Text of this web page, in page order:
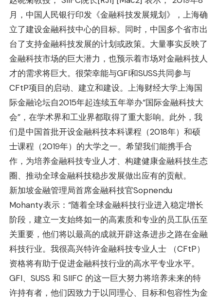
月，中国人民银行印发《金融科技发展规划》，上海确
立了建设金融科技中心的目标。同时，中国多个省市出
台了支持金融科技发展的计划或政策。大量事实反映了
金融科技市场的巨大潜力，也预示着市场对金融科技人
才的需求将巨大。很荣幸能与GFI和SUSS共同参与
CFtP项目的启动、建立和建设。上海财经大学上海国
际金融论坛自2015年起连续五年举办“国际金融科技大
会”，在学术界和工业界都取得了重大影响。此外，我
们是中国首批开设金融科技本科课程（2018年）和硕
士课程（2019年）的大学之一。希望我们能携手合
作，为培养金融科技专业人才、构建健康金融科技生态
圈、推动全球金融科技稳步发展做出应有的贡献。
新加坡金融管理局首席金融科技官Sopnendu
Mohanty表示：“随着全球金融科技行业进入稳定增长
阶段，建立一支始终如一的高素质和专业的员工队伍至
关重要，他们将以最高的成就开辟这条进步之路在金融
科技行业。我很高兴特许金融科技专业人士 （CFtP）
资格将有助于促进金融科技行业的高水平专业水平。
GFI、SUSS 和 SIIFC 的这一巨大努力将培养未来的特
许持有者，他们因致力于以同理心、目标和包容性为金